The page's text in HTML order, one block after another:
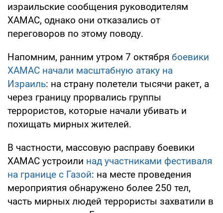
израильские сообщения руководителям
ХАМАС, однако они отказались от
переговоров по этому поводу.
Напомним, ранним утром 7 октября боевики
ХАМАС начали масштабную атаку на
Израиль: на страну полетели тысячи ракет, а
через границу прорвались группы
террористов, которые начали убивать и
похищать мирных жителей.
В частности, массовую расправу боевики
ХАМАС устроили над участниками фестиваля
на границе с Газой: на месте проведения
мероприятия обнаружено более 250 тел,
часть мирных людей террористы захватили в